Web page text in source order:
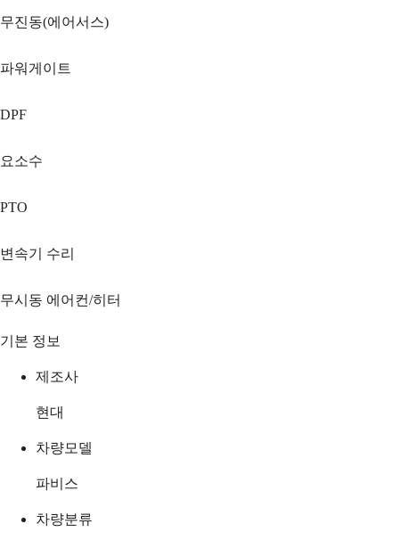
무진동(에어서스)
파워게이트
DPF
요소수
PTO
변속기 수리
무시동 에어컨/히터
기본 정보
제조사
현대
차량모델
파비스
차량분류